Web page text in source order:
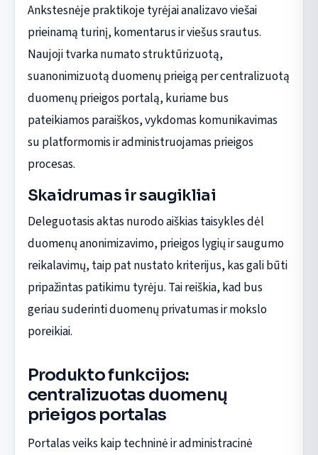
Ankstesnėje praktikoje tyrėjai analizavo viešai
prieinamą turinį, komentarus ir viešus srautus.
Naujoji tvarka numato struktūrizuotą,
suanonimizuotą duomenų prieigą per centralizuotą
duomenų prieigos portalą, kuriame bus
pateikiamos paraiškos, vykdomas komunikavimas
su platformomis ir administruojamas prieigos
procesas.
Skaidrumas ir saugikliai
Deleguotasis aktas nurodo aiškias taisykles dėl
duomenų anonimizavimo, prieigos lygių ir saugumo
reikalavimų, taip pat nustato kriterijus, kas gali būti
pripažintas patikimu tyrėju. Tai reiškia, kad bus
geriau suderinti duomenų privatumas ir mokslo
poreikiai.
Produkto funkcijos:
centralizuotas duomenų
prieigos portalas
Portalas veiks kaip techninė ir administracinė